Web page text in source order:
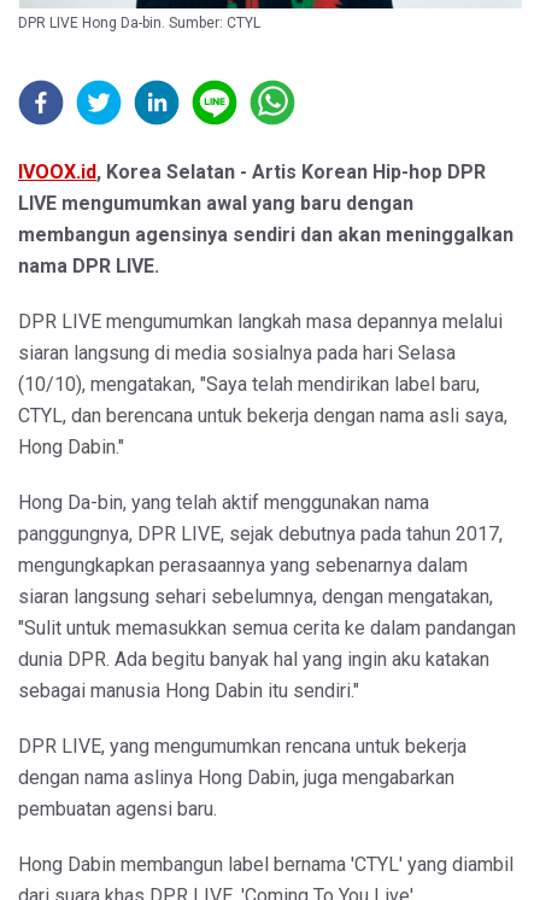
DPR LIVE Hong Da-bin. Sumber: CTYL
IVOOX.id, Korea Selatan - Artis Korean Hip-hop DPR
LIVE mengumumkan awal yang baru dengan
membangun agensinya sendiri dan akan meninggalkan
nama DPR LIVE.
DPR LIVE mengumumkan langkah masa depannya melalui
siaran langsung di media sosialnya pada hari Selasa
(10/10), mengatakan, "Saya telah mendirikan label baru,
CTYL, dan berencana untuk bekerja dengan nama asli saya,
Hong Dabin."
Hong Da-bin, yang telah aktif menggunakan nama
panggungnya, DPR LIVE, sejak debutnya pada tahun 2017,
mengungkapkan perasaannya yang sebenarnya dalam
siaran langsung sehari sebelumnya, dengan mengatakan,
"Sulit untuk memasukkan semua cerita ke dalam pandangan
dunia DPR. Ada begitu banyak hal yang ingin aku katakan
sebagai manusia Hong Dabin itu sendiri."
DPR LIVE, yang mengumumkan rencana untuk bekerja
dengan nama aslinya Hong Dabin, juga mengabarkan
pembuatan agensi baru.
Hong Dabin membangun label bernama 'CTYL' yang diambil